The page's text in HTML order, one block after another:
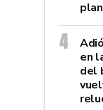
en
del